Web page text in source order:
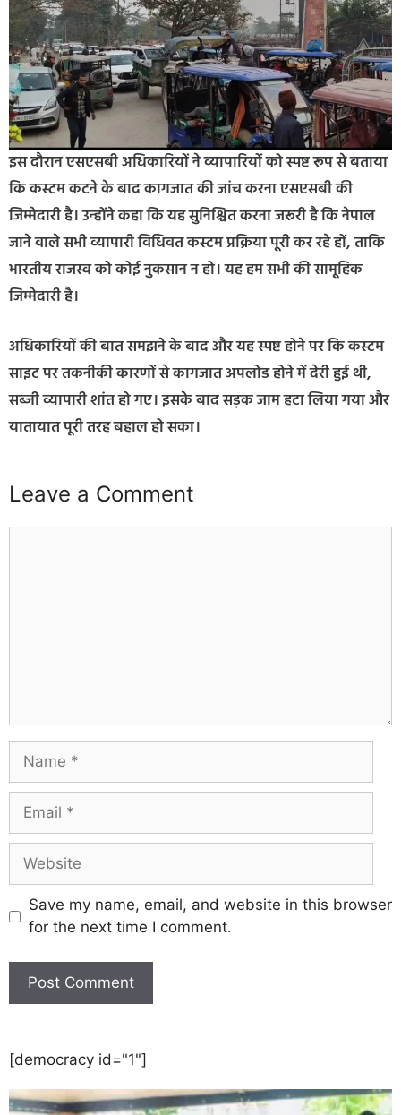
इस दौरान एसएसबी अधिकारियों ने व्यापारियों को स्पष्ट रूप से बताया
कि कस्टम कटने के बाद कागजात की जांच करना एसएसबी की
जिम्मेदारी है। उन्होंने कहा कि यह सुनिश्चित करना जरूरी है कि नेपाल
जाने वाले सभी व्यापारी विधिवत कस्टम प्रक्रिया पूरी कर रहे हों, ताकि
भारतीय राजस्व को कोई नुकसान न हो। यह हम सभी की सामूहिक
जिम्मेदारी है।
अधिकारियों की बात समझने के बाद और यह स्पष्ट होने पर कि कस्टम
साइट पर तकनीकी कारणों से कागजात अपलोड होने में देरी हुई थी,
सब्जी व्यापारी शांत हो गए। इसके बाद सड़क जाम हटा लिया गया और
यातायात पूरी तरह बहाल हो सका।
Leave a Comment
Save my name, email, and website in this browser
for the next time I comment.
[democracy id="1"]